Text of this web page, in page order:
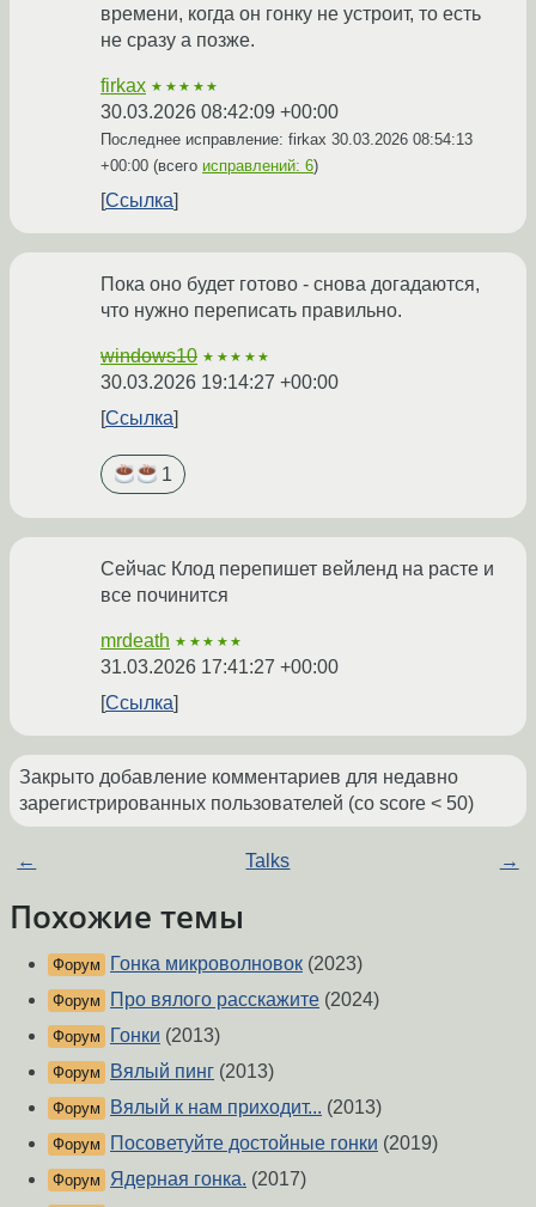
времени, когда он гонку не устроит, то есть
не сразу а позже.
firkax ★★★★★
30.03.2026 08:42:09 +00:00
Последнее исправление: firkax 30.03.2026 08:54:13
+00:00 (всего исправлений: 6)
Ссылка
Пока оно будет готово - снова догадаются,
что нужно переписать правильно.
windows10 ★★★★★
30.03.2026 19:14:27 +00:00
Ссылка
1
Сейчас Клод перепишет вейленд на расте и
все починится
mrdeath ★★★★★
31.03.2026 17:41:27 +00:00
Ссылка
Закрыто добавление комментариев для недавно
зарегистрированных пользователей (со score < 50)
← Talks →
Похожие темы
Форум Гонка микроволновок (2023)
Форум Про вялого расскажите (2024)
Форум Гонки (2013)
Форум Вялый пинг (2013)
Форум Вялый к нам приходит... (2013)
Форум Посоветуйте достойные гонки (2019)
Форум Ядерная гонка. (2017)